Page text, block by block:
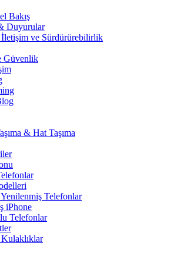
Bakış
Duyurular
ve Sürdürürebilirlik
Güvenlik
& Hat Taşıma
Telefonlar
iPhone
Telefonlar